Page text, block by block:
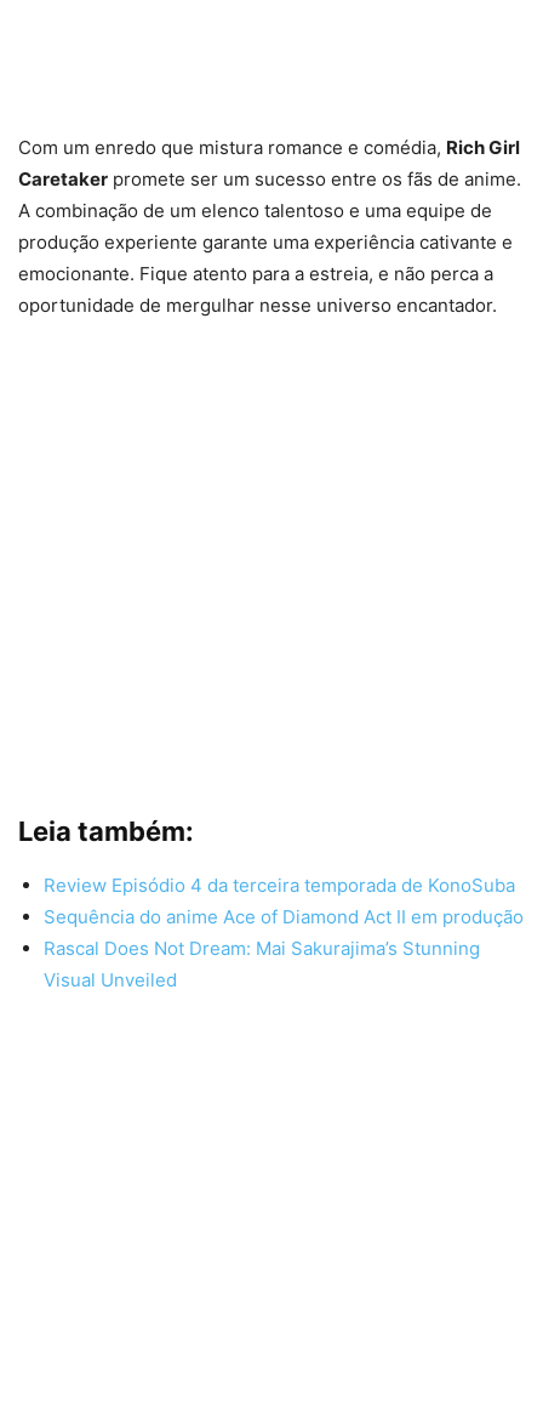
Com um enredo que mistura romance e comédia, Rich Girl
Caretaker promete ser um sucesso entre os fãs de anime.
A combinação de um elenco talentoso e uma equipe de
produção experiente garante uma experiência cativante e
emocionante. Fique atento para a estreia, e não perca a
oportunidade de mergulhar nesse universo encantador.
Leia também:
Review Episódio 4 da terceira temporada de KonoSuba
Sequência do anime Ace of Diamond Act II em produção
Rascal Does Not Dream: Mai Sakurajima’s Stunning
Visual Unveiled